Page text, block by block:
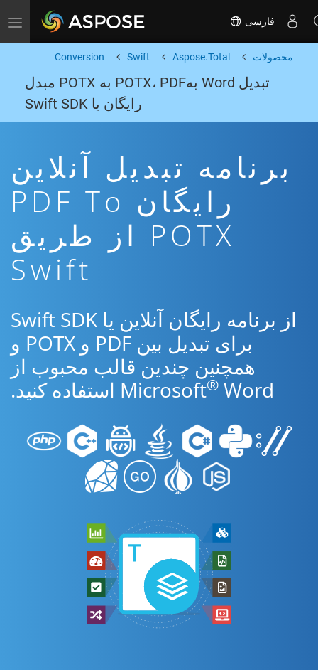
Toggle navigation فارسی
محصولات Aspose.Total
Swift
Conversion
تبدیل Word بهPOTX، PDF به POTX مبدل
رایگان یا Swift SDK
برنامه تبدیل آنلاین
رایگان PDF To
POTX از طریق
Swift
از برنامه رایگان آنلاین یا Swift SDK
برای تبدیل بین PDF و POTX و
همچنین چندین قالب محبوب از
Microsoft® Word استفاده کنید.